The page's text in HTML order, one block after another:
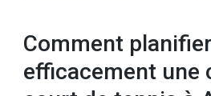
Comment planifier
efficacement une